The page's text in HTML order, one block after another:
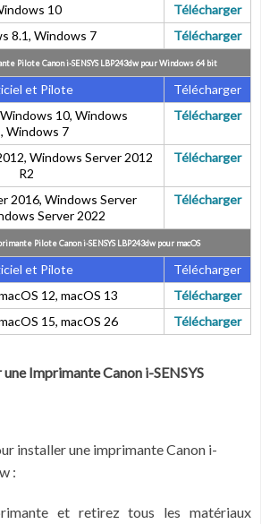
10
Télécharger
8.1, Windows 7
Télécharger
Pilote Canon i-SENSYS LBP243dw pour Windows 64 bit
et Pilote
Télécharger
10, Windows
Windows 7
Télécharger
Windows Server 2012
R2
Télécharger
2016, Windows Server
Server 2022
Télécharger
Pilote Canon i-SENSYS LBP243dw pour macOS
et Pilote
Télécharger
12, macOS 13
Télécharger
15, macOS 26
Télécharger
Imprimante Canon i-SENSYS
installer une imprimante Canon i-
:
et retirez tous les matériaux